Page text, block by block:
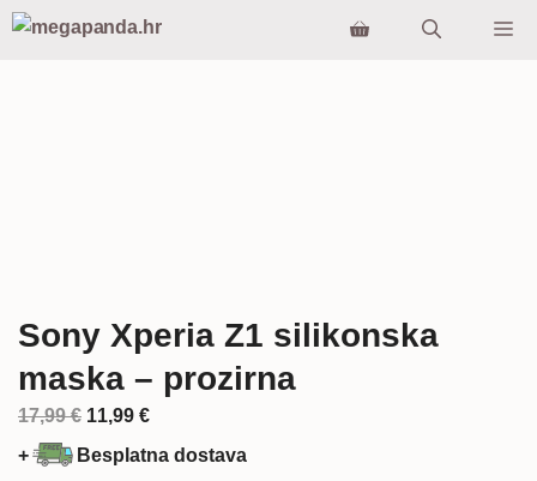
Preskoči
Sony Xperia Z1 silikonska
maska – prozirna
17,99€ Izvorna
cijena
11,99 €Trenutna
cijena
+ Besplatna dostava